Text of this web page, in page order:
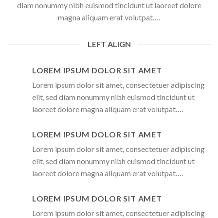
diam nonummy nibh euismod tincidunt ut laoreet dolore
magna aliquam erat volutpat….
LEFT ALIGN
LOREM IPSUM DOLOR SIT AMET
Lorem ipsum dolor sit amet, consectetuer adipiscing
elit, sed diam nonummy nibh euismod tincidunt ut
laoreet dolore magna aliquam erat volutpat….
LOREM IPSUM DOLOR SIT AMET
Lorem ipsum dolor sit amet, consectetuer adipiscing
elit, sed diam nonummy nibh euismod tincidunt ut
laoreet dolore magna aliquam erat volutpat….
LOREM IPSUM DOLOR SIT AMET
Lorem ipsum dolor sit amet, consectetuer adipiscing